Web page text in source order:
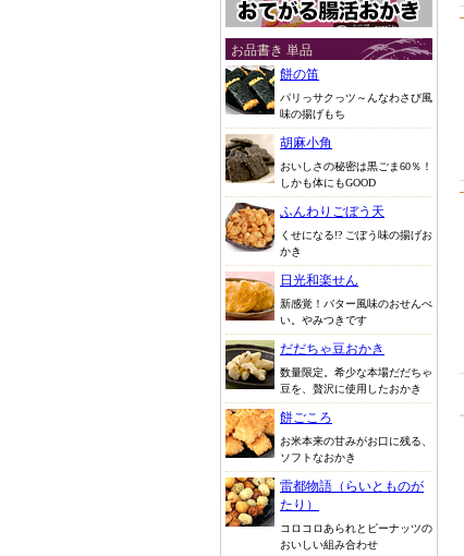
お品書き 単品
餅の笛
パリっサクっツ～んなわさび風
味の揚げもち
胡麻小角
おいしさの秘密は黒ごま60％！
しかも体にもGOOD
ふんわりごぼう天
くせになる!? ごぼう味の揚げお
かき
日光和楽せん
新感覚！バター風味のおせんべ
い。やみつきです
だだちゃ豆おかき
数量限定。希少な本場だだちゃ
豆を、贅沢に使用したおかき
餅ごころ
お米本来の甘みがお口に残る、
ソフトなおかき
雷都物語（らいとものが
たり）
コロコロあられとピーナッツの
おいしい組み合わせ